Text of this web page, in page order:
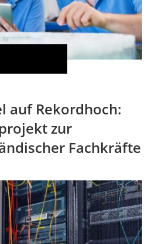
auf Rekordhoch:
zur
Fachkräfte